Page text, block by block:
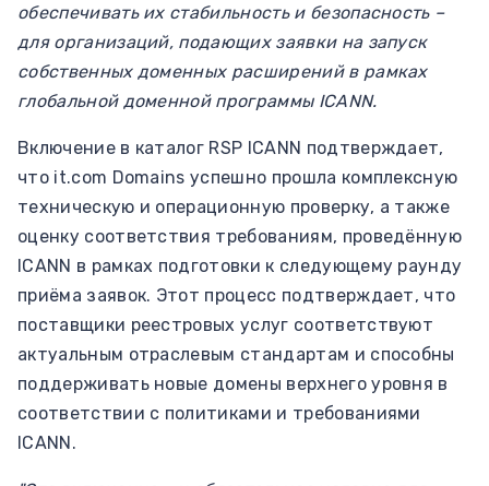
обеспечивать их стабильность и безопасность –
для организаций, подающих заявки на запуск
собственных доменных расширений в рамках
глобальной доменной программы ICANN.
Включение в каталог RSP ICANN подтверждает,
что it.com Domains успешно прошла комплексную
техническую и операционную проверку, а также
оценку соответствия требованиям, проведённую
ICANN в рамках подготовки к следующему раунду
приёма заявок. Этот процесс подтверждает, что
поставщики реестровых услуг соответствуют
актуальным отраслевым стандартам и способны
поддерживать новые домены верхнего уровня в
соответствии с политиками и требованиями
ICANN.